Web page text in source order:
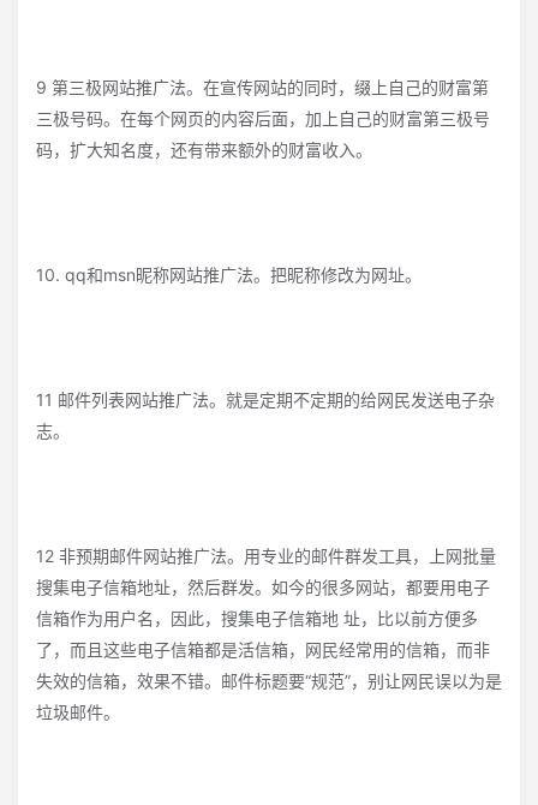
9 第三极网站推广法。在宣传网站的同时，缀上自己的财富第
三极号码。在每个网页的内容后面，加上自己的财富第三极号
码，扩大知名度，还有带来额外的财富收入。
10. qq和msn昵称网站推广法。把昵称修改为网址。
11 邮件列表网站推广法。就是定期不定期的给网民发送电子杂
志。
12 非预期邮件网站推广法。用专业的邮件群发工具，上网批量
搜集电子信箱地址，然后群发。如今的很多网站，都要用电子
信箱作为用户名，因此，搜集电子信箱地 址，比以前方便多
了，而且这些电子信箱都是活信箱，网民经常用的信箱，而非
失效的信箱，效果不错。邮件标题要“规范”，别让网民误以为是
垃圾邮件。